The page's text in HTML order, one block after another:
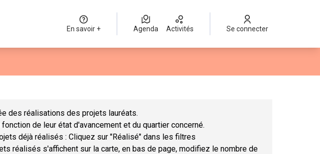
En savoir + Agenda Activités Se connecter
des réalisations des projets lauréats.
de leur état d'avancement et du quartier concerné.
déjà réalisés : Cliquez sur "Réalisé" dans les filtres
réalisés s'affichent sur la carte, en bas de page, modifiez le nombre de